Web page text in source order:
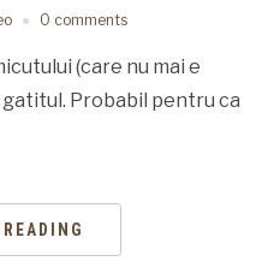
0 comments
(care nu mai e
Probabil pentru ca